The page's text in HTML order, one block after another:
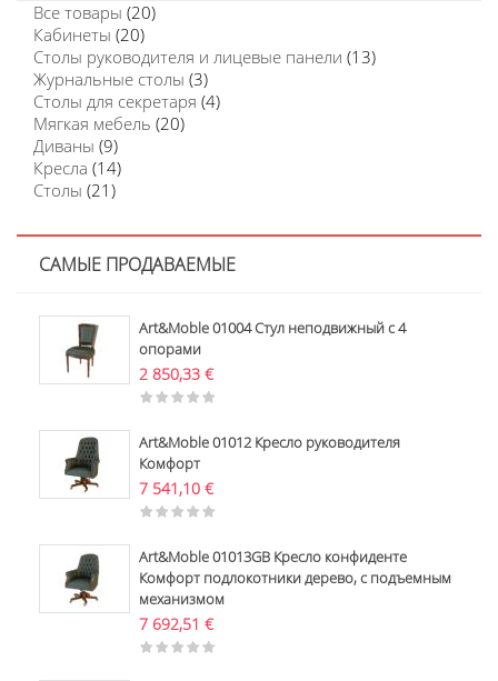
Все товары (20)
Кабинеты (20)
Столы руководителя и лицевые панели (13)
Журнальные столы (3)
Столы для секретаря (4)
Мягкая мебель (20)
Диваны (9)
Кресла (14)
Столы (21)
САМЫЕ ПРОДАВАЕМЫЕ
Art&Moble 01004 Стул неподвижный с 4
опорами
2 850,33 €
Art&Moble 01012 Кресло руководителя
Комфорт
7 541,10 €
Art&Moble 01013GB Кресло конфиденте
Комфорт подлокотники дерево, с подъемным
механизмом
7 692,51 €